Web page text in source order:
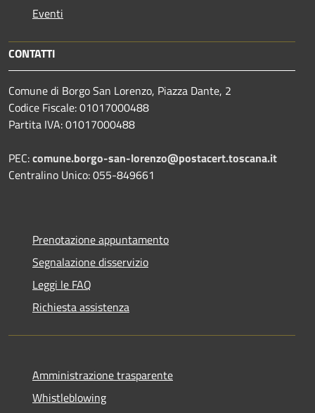
Eventi
CONTATTI
Comune di Borgo San Lorenzo, Piazza Dante, 2
Codice Fiscale: 01017000488
Partita IVA: 01017000488
PEC:comune.borgo-san-lorenzo@postacert.toscana.it
Centralino Unico: 055-849661
Prenotazione appuntamento
Segnalazione disservizio
Leggi le FAQ
Richiesta assistenza
Amministrazione trasparente
Whistleblowing